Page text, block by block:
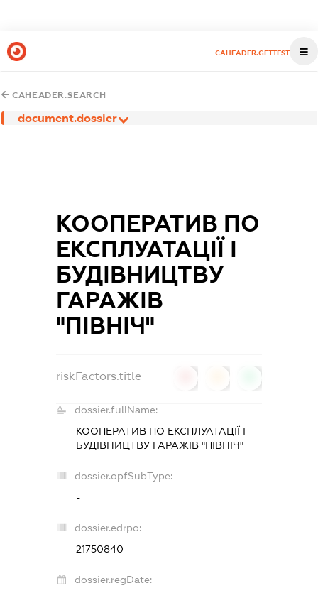
CAHEADER.GETTEST
CAHEADER.SEARCH
document.dossier
КООПЕРАТИВ ПО
ЕКСПЛУАТАЦІЇ І
БУДІВНИЦТВУ
ГАРАЖІВ
"ПІВНІЧ"
riskFactors.title
dossier.fullName:
КООПЕРАТИВ ПО ЕКСПЛУАТАЦІЇ І
БУДІВНИЦТВУ ГАРАЖІВ "ПІВНІЧ"
dossier.opfSubType:
-
dossier.edrpo:
21750840
dossier.regDate: